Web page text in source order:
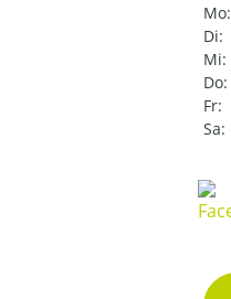
Mo:
Di:
Mi:
Do:
Fr:
Sa: